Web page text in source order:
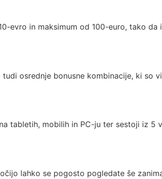
evro in maksimum od 100-euro, tako
osrednje bonusne kombinacije, ki so
tabletih, mobilih in PC-ju ter sestoji iz
lahko se pogosto pogledate še